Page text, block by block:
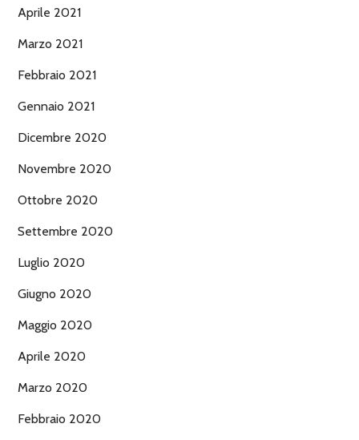
Aprile 2021
Marzo 2021
Febbraio 2021
Gennaio 2021
Dicembre 2020
Novembre 2020
Ottobre 2020
Settembre 2020
Luglio 2020
Giugno 2020
Maggio 2020
Aprile 2020
Marzo 2020
Febbraio 2020